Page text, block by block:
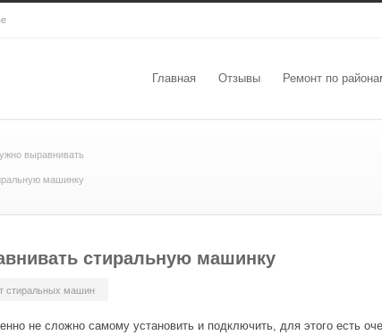
Главная Отзывы Ремонт по
выравнивать
машинку
стиральную машинку
стиральных машин
не сложно самому установить и подключить, для этого есть